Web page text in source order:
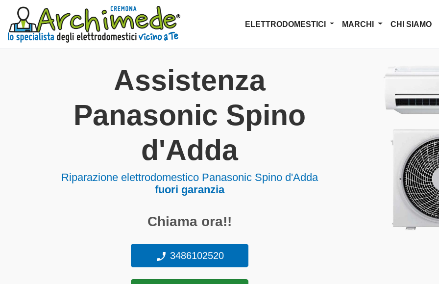
ELETTRODOMESTICI MARCHI CHI SIAMO
Assistenza
Panasonic Spino
d'Adda
Riparazione elettrodomestico Panasonic Spino d'Adda
fuori garanzia
Chiama ora!!
3486102520